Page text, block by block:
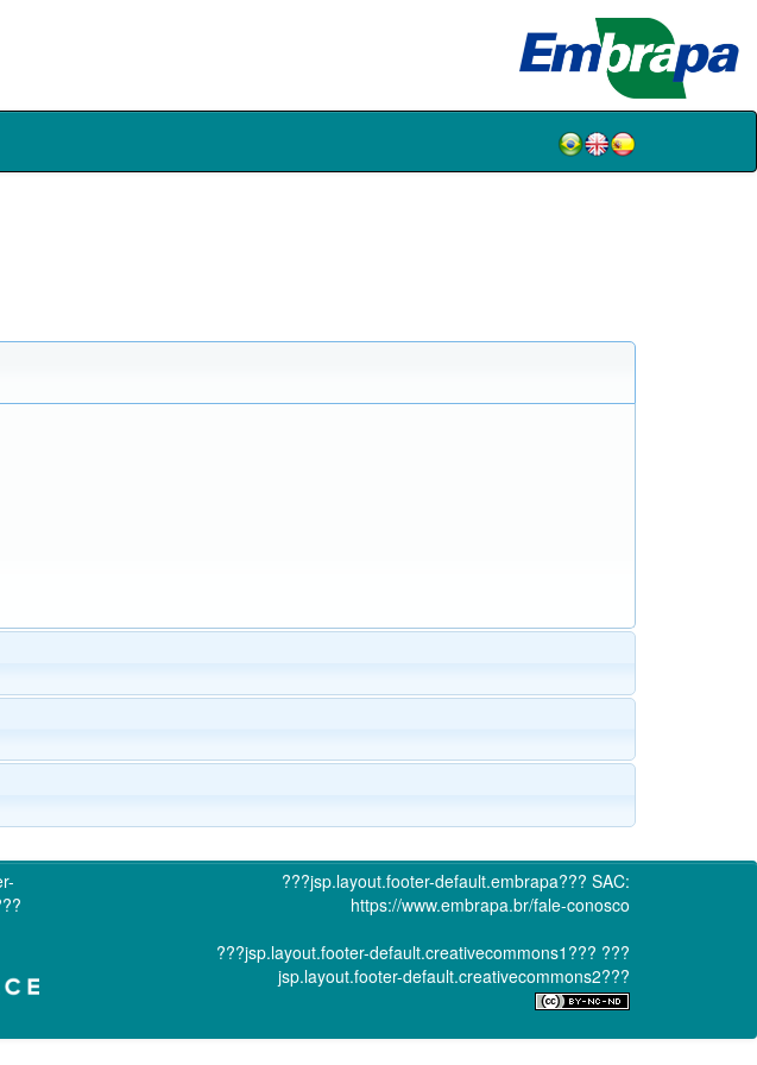
???jsp.layout.footer-default.embrapa??? SAC:
https://www.embrapa.br/fale-conosco
???jsp.layout.footer-default.creativecommons1??? ???
jsp.layout.footer-default.creativecommons2???